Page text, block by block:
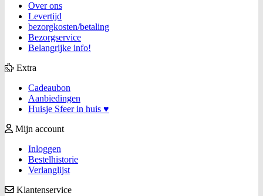
Over ons
Levertijd
bezorgkosten/betaling
Bezorgservice
Belangrijke info!
Extra
Cadeaubon
Aanbiedingen
Huisje Sfeer in huis ♥
Mijn account
Inloggen
Bestelhistorie
Verlanglijst
Klantenservice